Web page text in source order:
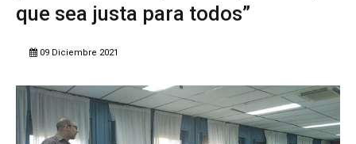
que sea justa para todos”
09 Diciembre 2021